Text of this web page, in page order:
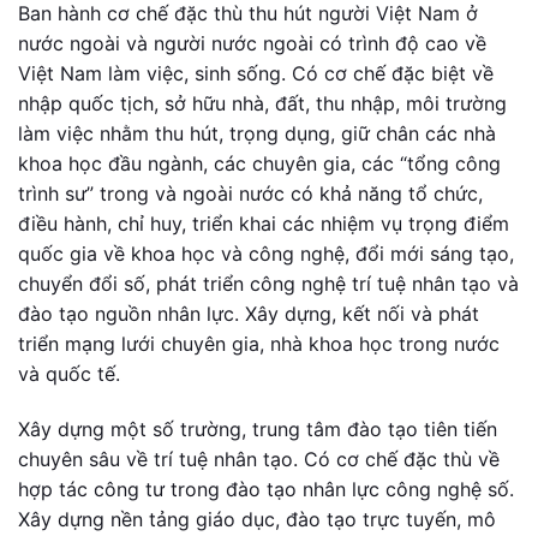
Ban hành cơ chế đặc thù thu hút người Việt Nam ở
nước ngoài và người nước ngoài có trình độ cao về
Việt Nam làm việc, sinh sống. Có cơ chế đặc biệt về
nhập quốc tịch, sở hữu nhà, đất, thu nhập, môi trường
làm việc nhằm thu hút, trọng dụng, giữ chân các nhà
khoa học đầu ngành, các chuyên gia, các “tổng công
trình sư” trong và ngoài nước có khả năng tổ chức,
điều hành, chỉ huy, triển khai các nhiệm vụ trọng điểm
quốc gia về khoa học và công nghệ, đổi mới sáng tạo,
chuyển đổi số, phát triển công nghệ trí tuệ nhân tạo và
đào tạo nguồn nhân lực. Xây dựng, kết nối và phát
triển mạng lưới chuyên gia, nhà khoa học trong nước
và quốc tế.
Xây dựng một số trường, trung tâm đào tạo tiên tiến
chuyên sâu về trí tuệ nhân tạo. Có cơ chế đặc thù về
hợp tác công tư trong đào tạo nhân lực công nghệ số.
Xây dựng nền tảng giáo dục, đào tạo trực tuyến, mô